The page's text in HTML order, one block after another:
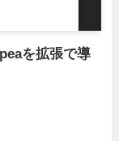
を拡張で導